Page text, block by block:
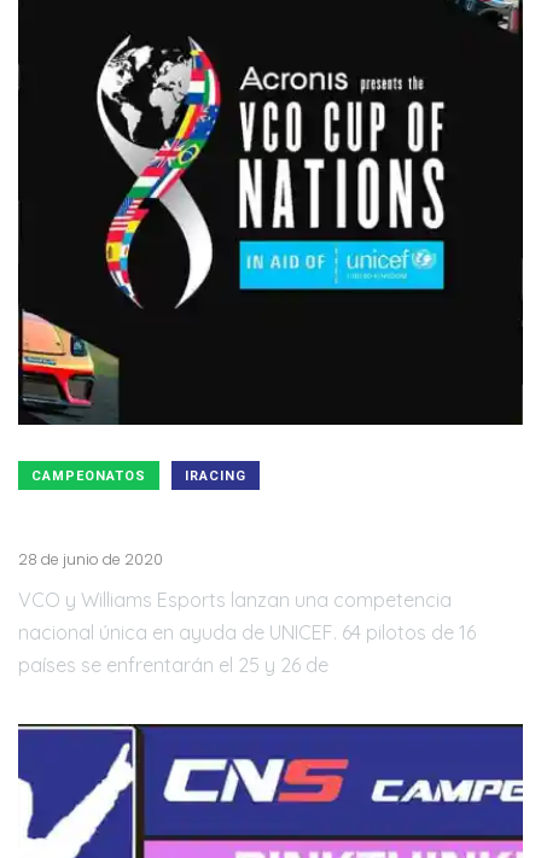
CAMPEONATOS IRACING
28 de junio de 2020
VCO y Williams Esports lanzan una competencia
nacional única en ayuda de UNICEF. 64 pilotos de 16
países se enfrentarán el 25 y 26 de